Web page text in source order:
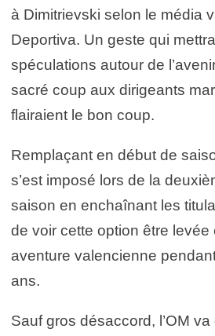
à Dimitrievski selon le média
Deportiva. Un geste qui
spéculations autour de
sacré coup aux dirigeants
flairaient le bon coup.
Remplaçant en début de
s’est imposé lors de la
saison en enchaînant les
de voir cette option être levée
aventure valencienne
ans.
Sauf gros désaccord, l’OM